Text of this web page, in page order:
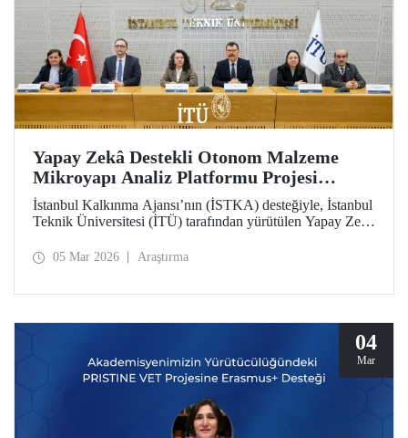
Yapay Zekâ Destekli Otonom Malzeme
Mikroyapı Analiz Platformu Projesi
(iMAT) Tanıtım Toplantısı Düzenlendi
İstanbul Kalkınma Ajansı’nın (İSTKA) desteğiyle, İstanbul
Teknik Üniversitesi (İTÜ) tarafından yürütülen Yapay Zekâ
Projesi’nin (iMAT) tanıtım toplantısı İstanbul Vali
Sanayicileri Derneği (TÜDÖKSAD) Genel Sekreteri
05 Mar 2026 Araştırma
04
Mar